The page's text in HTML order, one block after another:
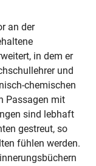
an der
in dem er
und
chemischen
Passagen mit
sind lebhaft
gestreut, so
fühlen werden.